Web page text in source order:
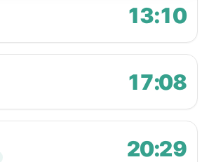
13:10
17:08
20:29